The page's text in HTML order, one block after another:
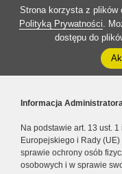
Strona korzysta z plików
Polityką Prywatności.
dostępu do
Informacja
Na podstawie art. 13 ust.
Europejskiego i Rady
sprawie ochrony osób
osobowych i w sprawie